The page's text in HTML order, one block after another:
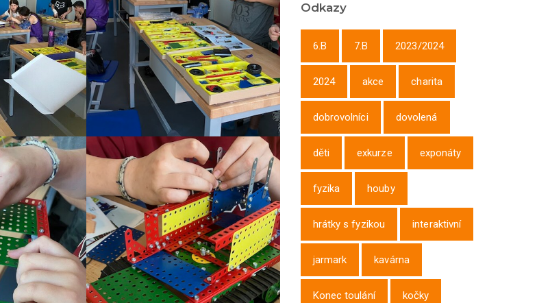
Odkazy
6.B 7.B 2023/2024
2024 akce charita
dobrovolníci dovolená
děti exkurze exponáty
fyzika houby
hrátky s fyzikou interaktivní
jarmark kavárna
Konec toulání kočky